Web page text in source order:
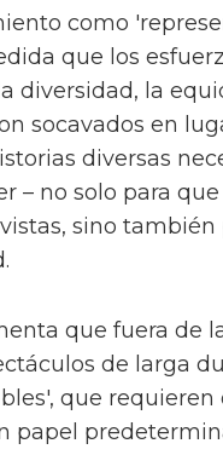
a Sticky Nikki,
una "pandilla de
a Byron en su
Die (Laquarn
Ali) y Sasha